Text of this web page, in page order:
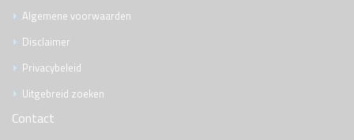
Algemene voorwaarden
Disclaimer
Privacybeleid
Uitgebreid zoeken
Contact